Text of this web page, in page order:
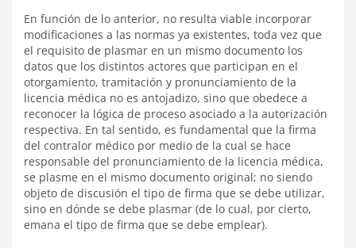
En función de lo anterior, no resulta viable incorporar
modificaciones a las normas ya existentes, toda vez que
el requisito de plasmar en un mismo documento los
datos que los distintos actores que participan en el
otorgamiento, tramitación y pronunciamiento de la
licencia médica no es antojadizo, sino que obedece a
reconocer la lógica de proceso asociado a la autorización
respectiva. En tal sentido, es fundamental que la firma
del contralor médico por medio de la cual se hace
responsable del pronunciamiento de la licencia médica,
se plasme en el mismo documento original; no siendo
objeto de discusión el tipo de firma que se debe utilizar,
sino en dónde se debe plasmar (de lo cual, por cierto,
emana el tipo de firma que se debe emplear).